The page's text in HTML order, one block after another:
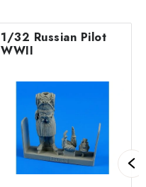
1/32 Russian Pilot
WWII